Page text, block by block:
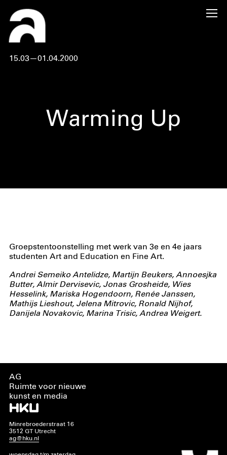
15.03—01.04.2000
Warming Up
Groepstentoonstelling met werk van 3e en 4e jaars
studenten Art and Education en Fine Art.
Andrei Semeiko Antelidze, Martijn Beukers, Annoesjka
Butter, Almir Dervisevic, Jonas Grosheide, Wies
Hesselink, Mariska Hogendoorn, Renée Janssen,
Mathijs Lieshout, Jelena Mitrovic, Ronald Nijhof,
Danijela Novakovic, Marina Trisic, Andrea Weigert.
AG
Ruimte voor nieuwe
kunst en media
Minrebroederstraat 16
3512 GT Utrecht
ag@hku.nl